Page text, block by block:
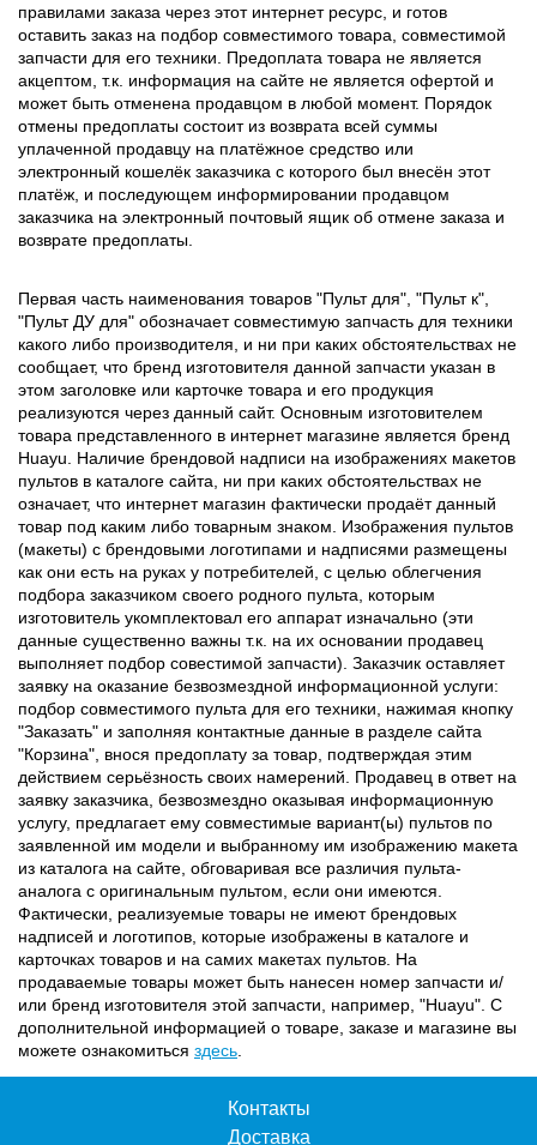
правилами заказа через этот интернет ресурс, и готов
оставить заказ на подбор совместимого товара, совместимой
запчасти для его техники. Предоплата товара не является
акцептом, т.к. информация на сайте не является офертой и
может быть отменена продавцом в любой момент. Порядок
отмены предоплаты состоит из возврата всей суммы
уплаченной продавцу на платёжное средство или
электронный кошелёк заказчика с которого был внесён этот
платёж, и последующем информировании продавцом
заказчика на электронный почтовый ящик об отмене заказа и
возврате предоплаты.
Первая часть наименования товаров "Пульт для", "Пульт к",
"Пульт ДУ для" обозначает совместимую запчасть для техники
какого либо производителя, и ни при каких обстоятельствах не
сообщает, что бренд изготовителя данной запчасти указан в
этом заголовке или карточке товара и его продукция
реализуются через данный сайт. Основным изготовителем
товара представленного в интернет магазине является бренд
Huayu. Наличие брендовой надписи на изображениях макетов
пультов в каталоге сайта, ни при каких обстоятельствах не
означает, что интернет магазин фактически продаёт данный
товар под каким либо товарным знаком. Изображения пультов
(макеты) с брендовыми логотипами и надписями размещены
как они есть на руках у потребителей, с целью облегчения
подбора заказчиком своего родного пульта, которым
изготовитель укомплектовал его аппарат изначально (эти
данные существенно важны т.к. на их основании продавец
выполняет подбор совестимой запчасти). Заказчик оставляет
заявку на оказание безвозмездной информационной услуги:
подбор совместимого пульта для его техники, нажимая кнопку
"Заказать" и заполняя контактные данные в разделе сайта
"Корзина", внося предоплату за товар, подтверждая этим
действием серьёзность своих намерений. Продавец в ответ на
заявку заказчика, безвозмездно оказывая информационную
услугу, предлагает ему совместимые вариант(ы) пультов по
заявленной им модели и выбранному им изображению макета
из каталога на сайте, обговаривая все различия пульта-
аналога с оригинальным пультом, если они имеются.
Фактически, реализуемые товары не имеют брендовых
надписей и логотипов, которые изображены в каталоге и
карточках товаров и на самих макетах пультов. На
продаваемые товары может быть нанесен номер запчасти и/
или бренд изготовителя этой запчасти, например, "Huayu". С
дополнительной информацией о товаре, заказе и магазине вы
можете ознакомиться здесь
Контакты
Доставка